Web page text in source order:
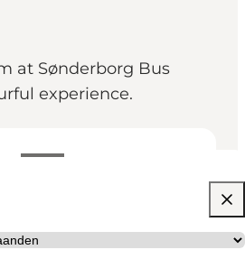
at Sønderborg Bus
experience.
bekijken
Myself